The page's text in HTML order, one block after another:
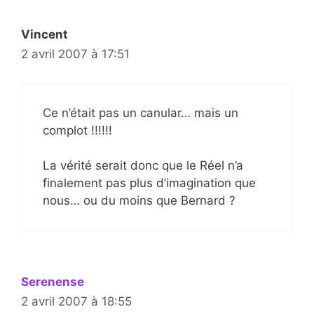
Vincent
2 avril 2007 à 17:51
Ce n’était pas un canular… mais un
complot !!!!!!
La vérité serait donc que le Réel n’a
finalement pas plus d’imagination que
nous… ou du moins que Bernard ?
Serenense
2 avril 2007 à 18:55